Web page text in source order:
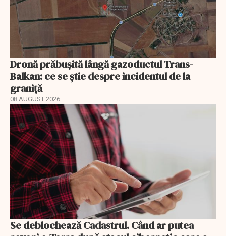
Dronă prăbușită lângă gazoductul Trans-
Balkan: ce se știe despre incidentul de la
graniță
08 AUGUST 2026
Se deblochează Cadastrul. Când ar putea